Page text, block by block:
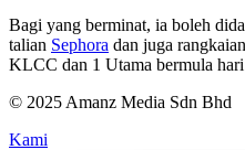
Bagi yang berminat, ia boleh
talian Sephora dan juga
KLCC dan 1 Utama bermula
© 2025 Amanz Media Sdn Bhd
Kami